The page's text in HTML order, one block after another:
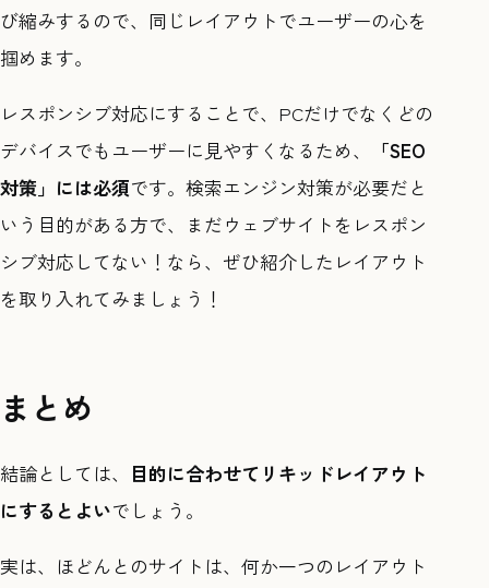
び縮みするので、同じレイアウトでユーザーの心を
掴めます。
レスポンシブ対応にすることで、PCだけでなくどの
デバイスでもユーザーに見やすくなるため、
「SEO
対策」には必須です。検索エンジン対策が必要だと
いう目的がある方で、まだウェブサイトをレスポン
シブ対応してない！なら、ぜひ紹介したレイアウト
を取り入れてみましょう！
まとめ
結論としては、
目的に合わせてリキッドレイアウト
にするとよいでしょう。
実は、ほどんとのサイトは、何か一つのレイアウト